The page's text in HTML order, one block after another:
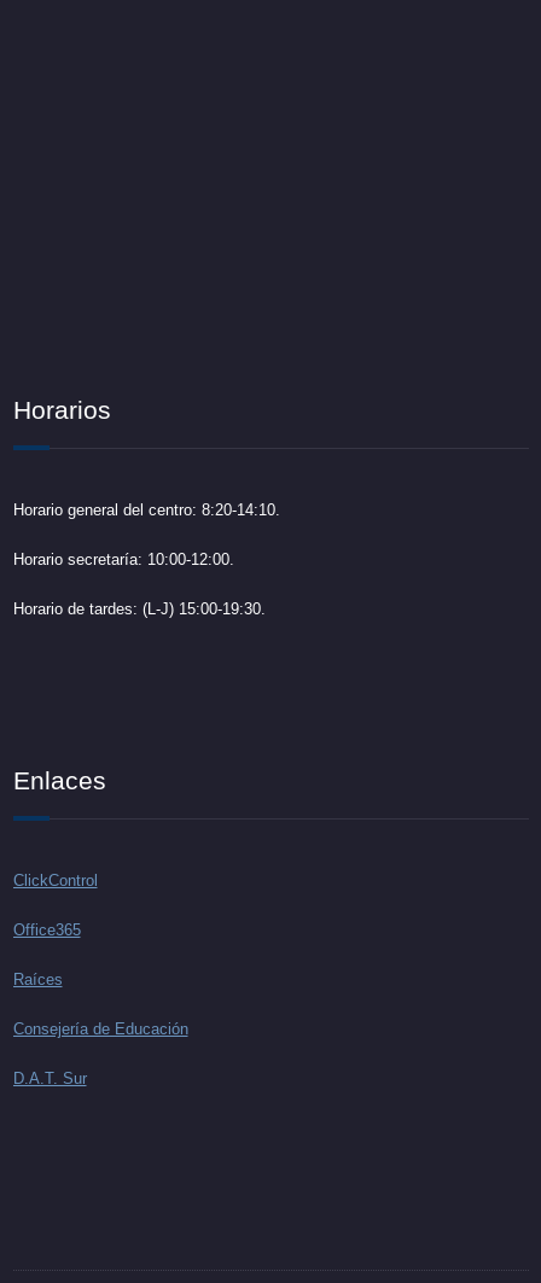
Horarios
Horario general del centro: 8:20-14:10.
Horario secretaría: 10:00-12:00.
Horario de tardes: (L-J) 15:00-19:30.
Enlaces
ClickControl
Office365
Raíces
Consejería de Educación
D.A.T. Sur